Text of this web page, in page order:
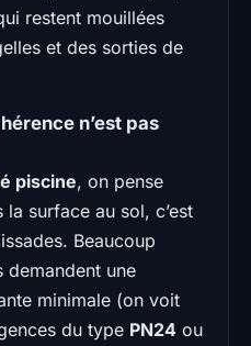
restent mouillées
et des sorties de
n’est pas
piscine, on pense
surface au sol, c’est
Beaucoup
demandent une
minimale (on voit
du type PN24 ou